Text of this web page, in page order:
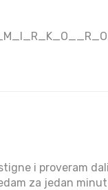
i proveram
za jedan